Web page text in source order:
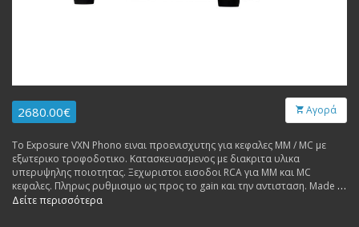
2680.00€ Αγορά
Το Exposure VXN Phono ειναι προενισχυτης για κεφαλες ΜΜ / MC με
εξωτερικο τροφοδοτικο. Κατασκευασμενος με διακριτα υλικα
υπερυψηλης ποιοτητας. Ξεχωριστοι εισοδοι RCA για MM και MC
κεφαλες. Πληρως ρυθμισιμο ως προς το gain και την αντισταση. Made in
England. Εγγυηση 3 χρονια.
Δείτε περισσότερα